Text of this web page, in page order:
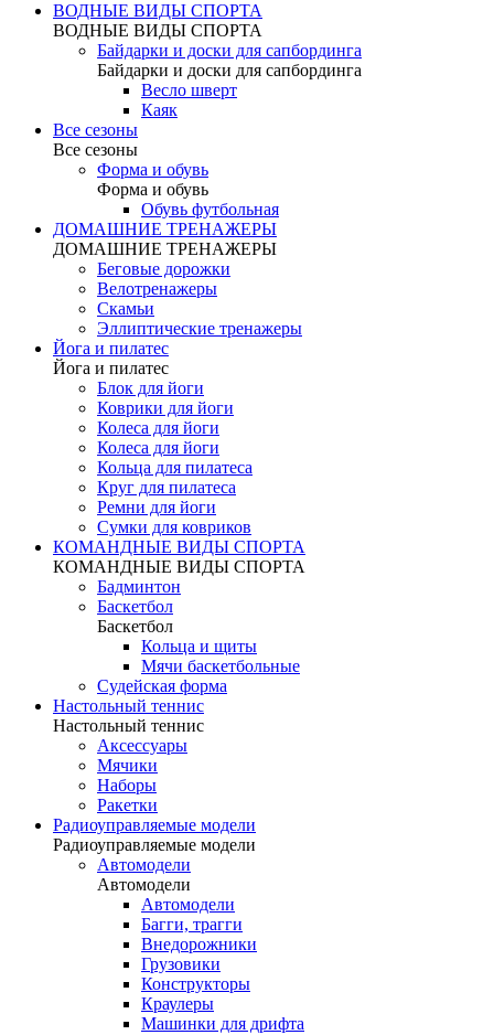
ВОДНЫЕ ВИДЫ СПОРТА
ВОДНЫЕ ВИДЫ СПОРТА
Байдарки и доски для сапбординга
Байдарки и доски для сапбординга
Весло шверт
Каяк
Все сезоны
Все сезоны
Форма и обувь
Форма и обувь
Обувь футбольная
ДОМАШНИЕ ТРЕНАЖЕРЫ
ДОМАШНИЕ ТРЕНАЖЕРЫ
Беговые дорожки
Велотренажеры
Скамьи
Эллиптические тренажеры
Йога и пилатес
Йога и пилатес
Блок для йоги
Коврики для йоги
Колеса для йоги
Колеса для йоги
Кольца для пилатеса
Круг для пилатеса
Ремни для йоги
Сумки для ковриков
КОМАНДНЫЕ ВИДЫ СПОРТА
КОМАНДНЫЕ ВИДЫ СПОРТА
Бадминтон
Баскетбол
Баскетбол
Кольца и щиты
Мячи баскетбольные
Судейская форма
Настольный теннис
Настольный теннис
Аксессуары
Мячики
Наборы
Ракетки
Радиоуправляемые модели
Радиоуправляемые модели
Автомодели
Автомодели
Автомодели
Багги, трагги
Внедорожники
Грузовики
Конструкторы
Краулеры
Машинки для дрифта